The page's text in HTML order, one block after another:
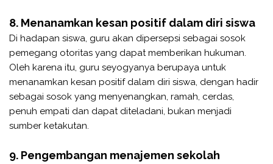
8. Menanamkan kesan positif dalam diri siswa
Di hadapan siswa, guru akan dipersepsi sebagai sosok
pemegang otoritas yang dapat memberikan hukuman.
Oleh karena itu, guru seyogyanya berupaya untuk
menanamkan kesan positif dalam diri siswa, dengan hadir
sebagai sosok yang menyenangkan, ramah, cerdas,
penuh empati dan dapat diteladani, bukan menjadi
sumber ketakutan.
9. Pengembangan menajemen sekolah